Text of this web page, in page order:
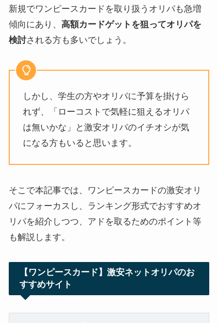
新規でワンピースカードを取り扱うオリパも急増
傾向にあり、 高額カードゲットを狙ってオリパを
検討される方も多いでしょう。
しかし、学生の方やオリパに予算を掛けら
れず、「ローコストで気軽に狙えるオリパ
は無いかな」と激安オリパのイチオシが気
になる方もいると思います。
そこで本記事では、ワンピースカードの激安オリ
パにフォーカスし、ランキング形式でおすすめオ
リパを紹介しつつ、アドを取るためのポイント等
も解説します。
【ワンピースカード】激安ネットオリパのお
すすめサイト